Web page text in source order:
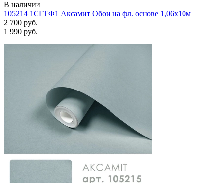
В наличии
105214 1СГТФ1 Аксамит Обои на фл. основе 1,06х10м
2 700 руб.
1 990 руб.